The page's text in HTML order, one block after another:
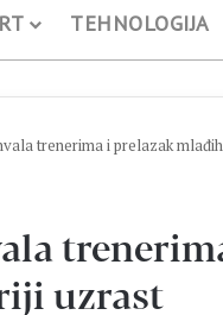
TEHNOLOGIJA
trenerima i prelazak
uzrast